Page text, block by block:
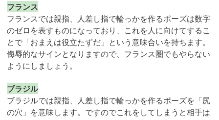
フランス
フランスでは親指、人差し指で輪っかを作るポーズは数字
のゼロを表すものになっており、これを人に向けてするこ
とで「おまえは役立たずだ」という意味合いを持ちます。
侮辱的なサインとなりますので、フランス圏でもやらない
ようにしましょう。
ブラジル
ブラジルでは親指、人差し指で輪っかを作るポーズを「尻
の穴」を意味します。ですのでこれをしてしまうと相手は